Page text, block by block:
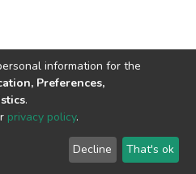
Chamizal Ciudad Juárez,
Tel.+52(656)688 2100 al 09
UACJ
© 2002-2026LYRASIS
information for the
Preferences,
.
privacy policy.
Decline That's ok